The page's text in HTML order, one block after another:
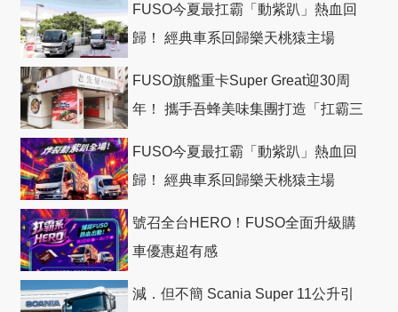
FUSO今夏最扛霸「動紫趴」熱血回
歸！ 經典車系回歸樂天桃猿主場
FUSO旗艦重卡Super Great迎30周
年！ 攜手吾蜂美味集團打造「扛霸三
FUSO今夏最扛霸「動紫趴」熱血回
歸！ 經典車系回歸樂天桃猿主場
號召全台HERO！FUSO全面升級購
車優惠超有感
減．但不簡 Scania Super 11公升引